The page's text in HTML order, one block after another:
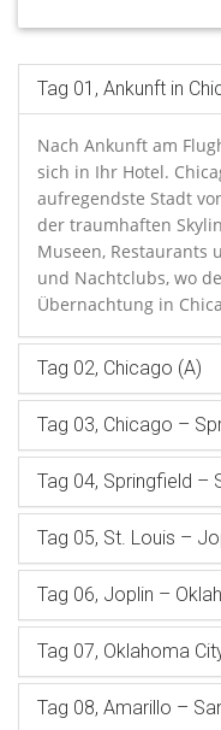
Tag 01, Ankunft in
Nach Ankunft am
sich in Ihr Hotel.
aufregendste Stadt
der traumhaften
Museen, Restaurants
und Nachtclubs, wo
Übernachtung in
Tag 02, Chicago (A)
Tag 03, Chicago –
Tag 04, Springfield –
Tag 05, St. Louis –
Tag 06, Joplin –
Tag 07, Oklahoma
Tag 08, Amarillo –